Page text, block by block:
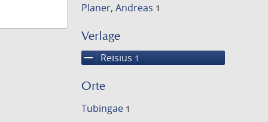
Planer, Andreas 1
Verlage
remove Reisius 1
Orte
Tubingae 1